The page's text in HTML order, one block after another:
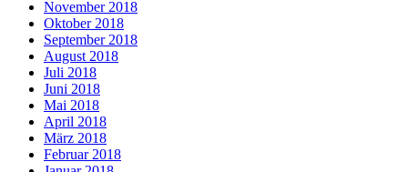
November 2018
Oktober 2018
September 2018
August 2018
Juli 2018
Juni 2018
Mai 2018
April 2018
März 2018
Februar 2018